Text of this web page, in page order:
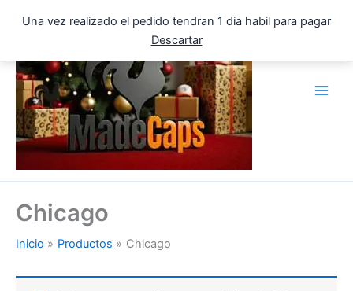
Una vez realizado el pedido tendran 1 dia habil para pagar
Descartar
Chicago
Inicio Productos Chicago